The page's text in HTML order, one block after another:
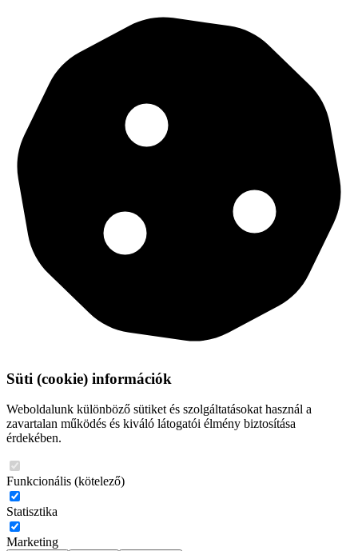
Süti (cookie) információk
Weboldalunk különböző sütiket és szolgáltatásokat használ a
zavartalan működés és kiváló látogatói élmény biztosítása
érdekében.
Funkcionális (kötelező)
Statisztika
Marketing